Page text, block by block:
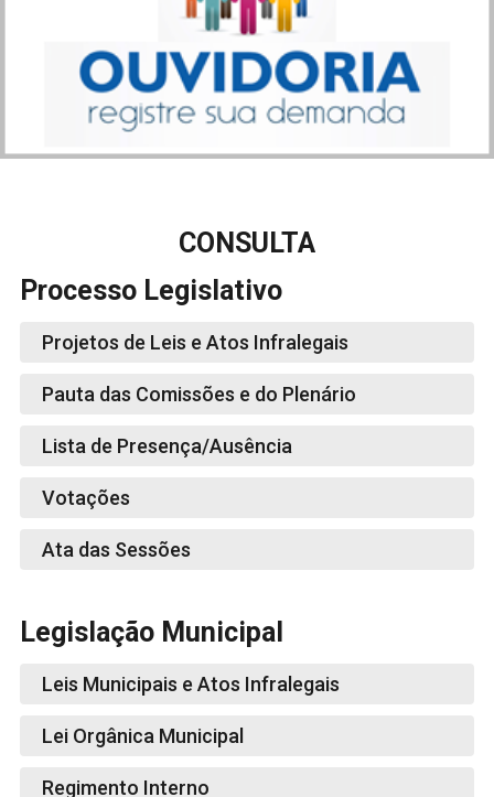
CONSULTA
Processo Legislativo
Projetos de Leis e Atos Infralegais
Pauta das Comissões e do Plenário
Lista de Presença/Ausência
Votações
Ata das Sessões
Legislação Municipal
Leis Municipais e Atos Infralegais
Lei Orgânica Municipal
Regimento Interno